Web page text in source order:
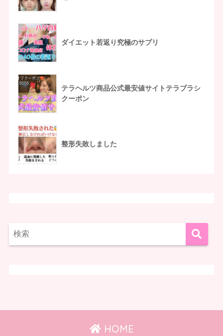
ダイエット若返り究極のサプリ
テラヘルツ商品公式最安値サイトテラブラシ
クーポン
整形失敗しました
HOME